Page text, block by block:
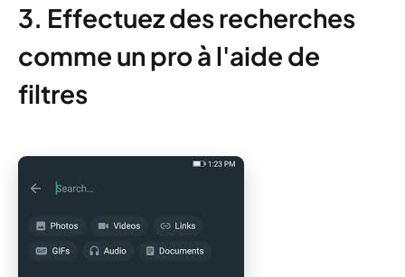
3. Effectuez des recherches
comme un pro à l'aide de
filtres